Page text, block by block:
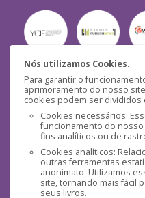
Nós utilizamos Cookies.
Para garantir o
aprimoramento do nosso
cookies podem ser divididos
Cookies necessários:
funcionamento do
fins analíticos ou de
Cookies analíticos:
outras ferramentas
anonimato. Utilizamos
site, tornando mais fácil
seus livros.